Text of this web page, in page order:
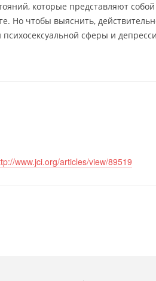
которые представляют
Но чтобы выяснить,
сферы и
www.jci.org/articles/view/89519